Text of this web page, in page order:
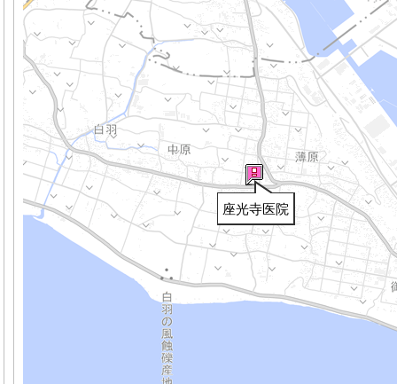
座光寺医院